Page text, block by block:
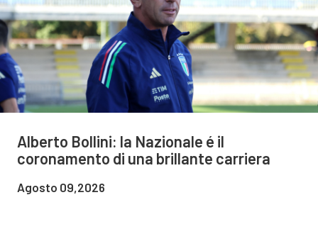
Alberto Bollini: la Nazionale é il
coronamento di una brillante carriera
Agosto 09,2026